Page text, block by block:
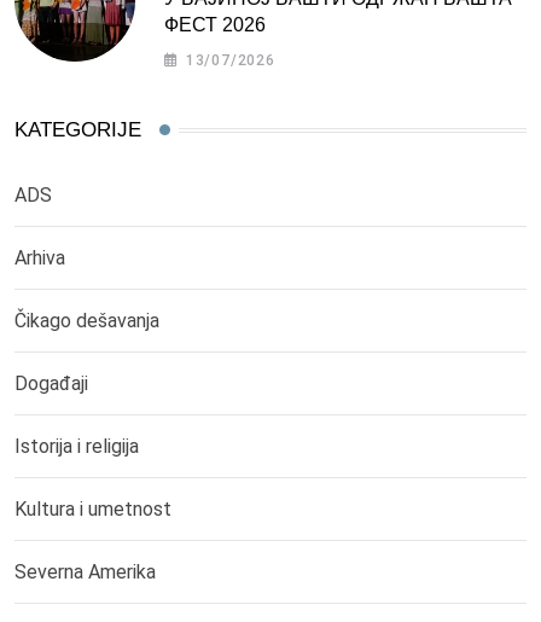
ФЕСТ 2026
13/07/2026
KATEGORIJE
ADS
Arhiva
Čikago dešavanja
Događaji
Istorija i religija
Kultura i umetnost
Severna Amerika